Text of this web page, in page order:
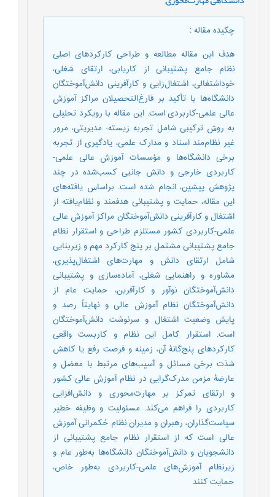
چکیده مقاله:
هدف این مقاله مطالعه و طراحی کارکردهای اصلی
نظام جامع پشتیبانی از کاریابی، ارتقای شغلی،
خوداشتغالی، اشتغال‌زایی و کارآفرینی دانش‌آموختگان
دانشگاه‌ها با تأکید بر فارغ‌التحصیلان مراکز آموزش
عالی علمی-کاربردی است. این مقاله با رویکرد تحلیلی
به روش ترکیبی شامل تجربه زیسته- مدیریتی، مرور
غیر نظام‌مند اسناد و مدارک علمی، یادگیری از تجربه
برخی دانشگاه‌ها و مؤسسات آموزش عالی علمی-
کاربردی خارجی و دانش جانبی کسب‌شده در چند
پژوهش پیشین، انجام شده است. براساس یافته‌های
این مقاله، حمایت و پشتیبانی هدفمند و نظام‌یافته از
اشتغال و کارآفرینی دانش‌آموختگان مراکز آموزش عالی
علمی-کاربردی کشور مستلزم طراحی و استقرار نظام
جامع پشتیبانی مشتمل بر پنج کارکرد مهم و زیربنایی
شامل ارتقای دانش و مهارت‌های اشتغال‌پذیری،
مشاوره و راهنمایی شغلی، آماده‌سازی و پشتیبانی
دانش‌آموختگان نوآور و کارآفرین، حمایت عام از
دانش‌آموختگان نظام آموزش عالی و نهایتاً رصد و
پایش وضعیت اشتغال و سرنوشت دانش‌آموختگان
است. استقرار کامل این نظام و کاربست واقعی
کارکردهای پنج‌گانۀ آن، زمینه و فرصت رفع یا کاهش
شدّت برخی مسائل و آسیب‌های مرتبط با معضل و
عارضۀ مزمن مدرک‌گرایی در نظام آموزش عالی کشور
و ارتقای تمرکز بر مهارت‌محوری و دانش‌افزایی
کاربردی را فراهم می‌کند. مسئولیت و وظیفه خطیر
سیاست‌گذاران، رهبران و مدیران نظام حُکمرانی آموزش
عالی است که از استقرار نظام جامع پشتیبانی از
دانشجویان و دانش‌آموختگان دانشگاه‌ها به‌طور عام و
زیرنظام آموزش‌های علمی-کاربردی به‌طور خاص،
حمایت کنند